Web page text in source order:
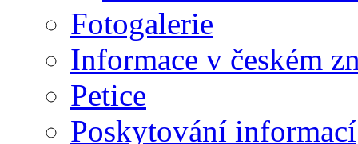
Fotogalerie
Informace v českém
Petice
Poskytování informací